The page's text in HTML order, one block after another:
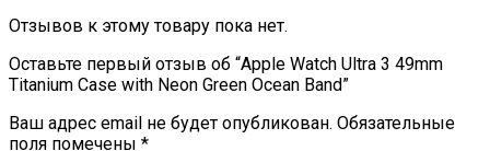
Отзывов к этому товару пока нет.
Оставьте первый отзыв об “Apple Watch Ultra 3 49mm
Titanium Case with Neon Green Ocean Band”
Ваш адрес email не будет опубликован. Обязательные
поля помечены *